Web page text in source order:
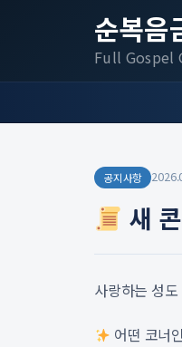
순복음
Full Gospel
공지사항
새
사랑하는 성
어떤 코너